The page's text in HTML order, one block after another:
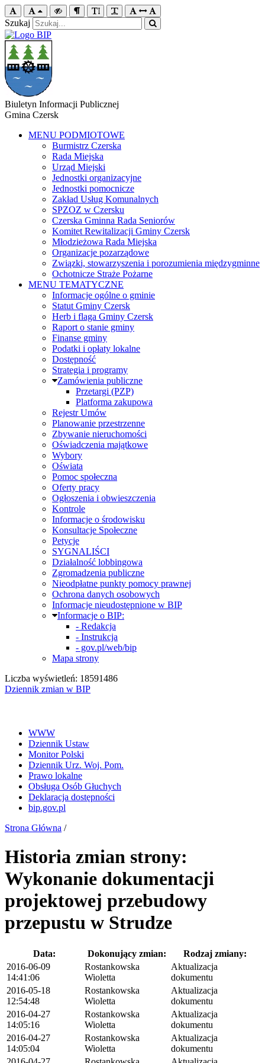
Szukaj
Biuletyn Informacji Publicznej
Gmina Czersk
MENU PODMIOTOWE
Burmistrz Czerska
Rada Miejska
Urząd Miejski
Jednostki organizacyjne
Jednostki pomocnicze
Zakład Usług Komunalnych
SPZOZ w Czersku
Czerska Gminna Rada Seniorów
Komitet Rewitalizacji Gminy Czersk
Młodzieżowa Rada Miejska
Organizacje pozarządowe
Związki, stowarzyszenia i porozumienia międzygminne
Ochotnicze Straże Pożarne
MENU TEMATYCZNE
Informacje ogólne o gminie
Statut Gminy Czersk
Herb i flaga Gminy Czersk
Raport o stanie gminy
Finanse gminy
Podatki i opłaty lokalne
Dostępność
Strategia i programy
Zamówienia publiczne
Przetargi (PZP)
Platforma zakupowa
Rejestr Umów
Planowanie przestrzenne
Zbywanie nieruchomości
Oświadczenia majątkowe
Wybory
Oświata
Pomoc społeczna
Oferty pracy
Ogłoszenia i obwieszczenia
Kontrole
Informacje o środowisku
Konsultacje Społeczne
Petycje
SYGNALIŚCI
Działalność lobbingowa
Zgromadzenia publiczne
Nieodpłatne punkty pomocy prawnej
Ochrona danych osobowych
Informacje nieudostępnione w BIP
Informacje o BIP:
- Redakcja
- Instrukcja
- gov.pl/web/bip
Mapa strony
Liczba wyświetleń: 18591486
Dziennik zmian w BIP
WWW
Dziennik Ustaw
Monitor Polski
Dziennik Urz. Woj. Pom.
Prawo lokalne
Obsługa Osób Głuchych
Deklaracja dostępności
bip.gov.pl
Strona Główna /
Historia zmian strony:
Wykonanie dokumentacji
projektowej przebudowy
przepustu w Strudze
Data: Dokonujący zmian:
Rodzaj zmiany:
2016-06-09
14:41:06
Rostankowska
Wioletta
Aktualizacja
dokumentu
2016-05-18
12:54:48
Rostankowska
Wioletta
Aktualizacja
dokumentu
2016-04-27
14:05:16
Rostankowska
Wioletta
Aktualizacja
dokumentu
2016-04-27
14:05:04
Rostankowska
Wioletta
Aktualizacja
dokumentu